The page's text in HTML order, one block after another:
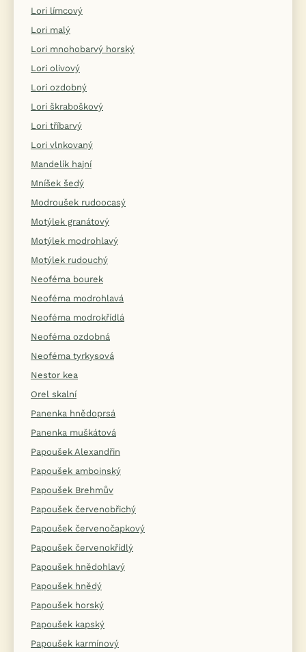
Lori límcový
Lori malý
Lori mnohobarvý horský
Lori olivový
Lori ozdobný
Lori škraboškový
Lori tříbarvý
Lori vlnkovaný
Mandelík hajní
Mníšek šedý
Modroušek rudoocasý
Motýlek granátový
Motýlek modrohlavý
Motýlek rudouchý
Neoféma bourek
Neoféma modrohlavá
Neoféma modrokřídlá
Neoféma ozdobná
Neoféma tyrkysová
Nestor kea
Orel skalní
Panenka hnědoprsá
Panenka muškátová
Papoušek Alexandřin
Papoušek amboinský
Papoušek Brehmův
Papoušek červenobřichý
Papoušek červenočapkový
Papoušek červenokřídlý
Papoušek hnědohlavý
Papoušek hnědý
Papoušek horský
Papoušek kapský
Papoušek karmínový